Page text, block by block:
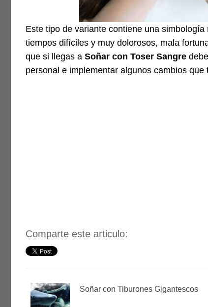
Este tipo de variante contiene una
tiempos difíciles y muy dolorosos, mala
que si llegas a Soñar con Toser Sangre
personal e implementar algunos cambios
Comparte este articulo:
Soñar con Tiburones Gigantescos